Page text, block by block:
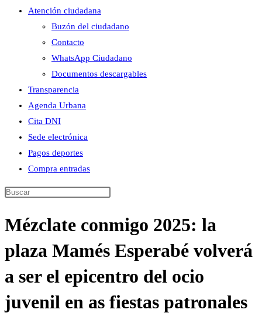
Atención ciudadana
Buzón del ciudadano
Contacto
WhatsApp Ciudadano
Documentos descargables
Transparencia
Agenda Urbana
Cita DNI
Sede electrónica
Pagos deportes
Compra entradas
Buscar
esta
Mézclate conmigo 2025: la
plaza Mamés Esperabé volverá
a ser el epicentro del ocio
juvenil en as fiestas patronales